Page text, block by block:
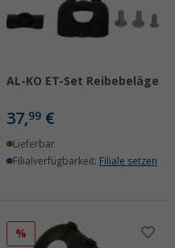
AL-KO ET-Set Reibebeläge
37,99 €
Lieferbar
Filialverfügbarkeit: Filiale setzen
%